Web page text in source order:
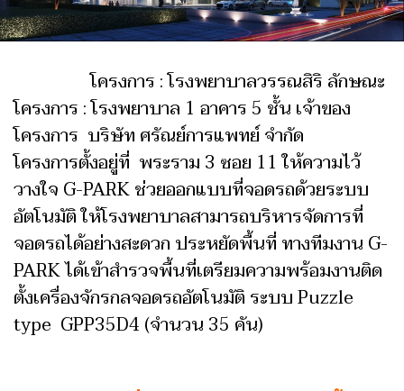
โครงการ : โรงพยาบาลวรรณสิริ ลักษณะ
โครงการ : โรงพยาบาล 1 อาคาร 5 ชั้น เจ้าของ
โครงการ บริษัท ศรัณย์การแพทย์ จำกัด
โครงการตั้งอยู่ที่ พระราม 3 ซอย 11 ให้ความไว้
วางใจ G-PARK ช่วยออกแบบที่จอดรถด้วยระบบ
อัตโนมัติ ให้โรงพยาบาลสามารถบริหารจัดการที่
จอดรถได้อย่างสะดวก ประหยัดพื้นที่ ทางทีมงาน G-
PARK ได้เข้าสำรวจพื้นที่เตรียมความพร้อมงานติด
ตั้งเครื่องจักรกลจอดรถอัตโนมัติ ระบบ Puzzle
type GPP35D4 (จำนวน 35 คัน)